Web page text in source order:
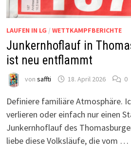
LAUFEN IN LG / WETTKAMPFBERICHTE
Junkernhoflauf in
ist neu entflammt
von saffti 18. April 2026 0
Definiere familiäre Atmosphäre.
verlieren oder einfach nur einen
Junkernhoflauf des
liebe diese Volksläufe, die vom …